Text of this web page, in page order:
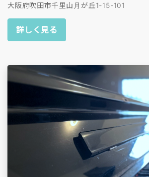
大阪府吹田市千里山月が丘1-15-101
詳しく見る